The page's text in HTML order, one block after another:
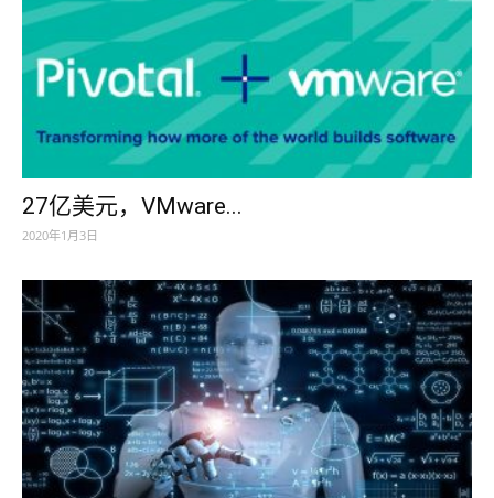
27亿美元，VMware...
2020年1月3日